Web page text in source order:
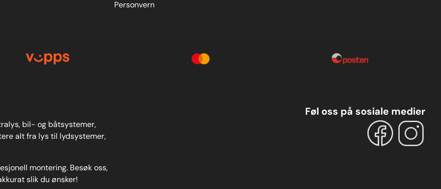
Personvern
bil- og båtsystemer,
alt fra lys til lydsystemer,
montering. Besøk oss,
slik du ønsker!
Føl oss på sosiale medier